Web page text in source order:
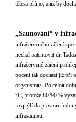
tělesa přímo, aniž by
„Saunování“ v
infračerveného záření
nechal patentovat dr.
infračervené záření
pocení tak dochází již při
organismus. Po celou
°C, protože 80?90 %
rozptýlí do prostoru
infrasaunou.